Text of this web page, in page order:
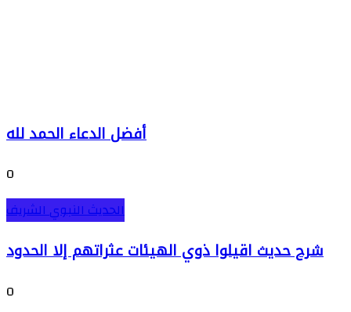
أفضل الدعاء الحمد لله
0
الحديث النبوي الشريف
شرح حديث اقيلوا ذوي الهيئات عثراتهم إلا الحدود
0